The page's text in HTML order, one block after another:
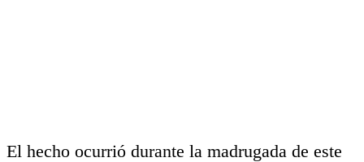
El hecho ocurrió durante la madrugada de este